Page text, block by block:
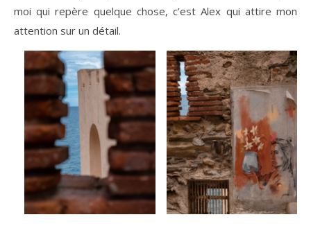
moi qui repère quelque chose, c’est Alex qui attire mon
attention sur un détail.